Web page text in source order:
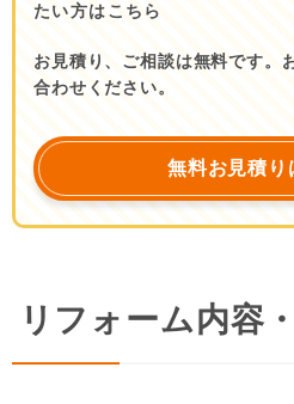
たい方はこちら
お見積り、ご相談は無料です。
合わせください。
無料お見積り
リフォーム内容